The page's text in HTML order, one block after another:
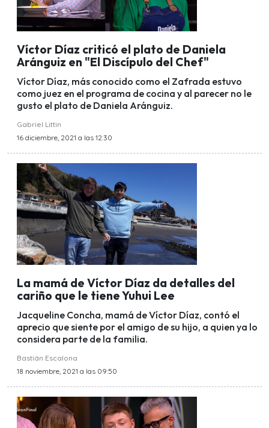
Víctor Díaz criticó el plato de Daniela
Aránguiz en "El Discípulo del Chef"
Víctor Díaz, más conocido como el Zafrada estuvo
como juez en el programa de cocina y al parecer no le
gusto el plato de Daniela Aránguiz.
Gabriel Littin
16 diciembre, 2021 a las 12:30
La mamá de Víctor Díaz da detalles del
cariño que le tiene Yuhui Lee
Jacqueline Concha, mamá de Víctor Díaz, contó el
aprecio que siente por el amigo de su hijo, a quien ya lo
considera parte de la familia.
Bastián Escalona
18 noviembre, 2021 a las 09:50